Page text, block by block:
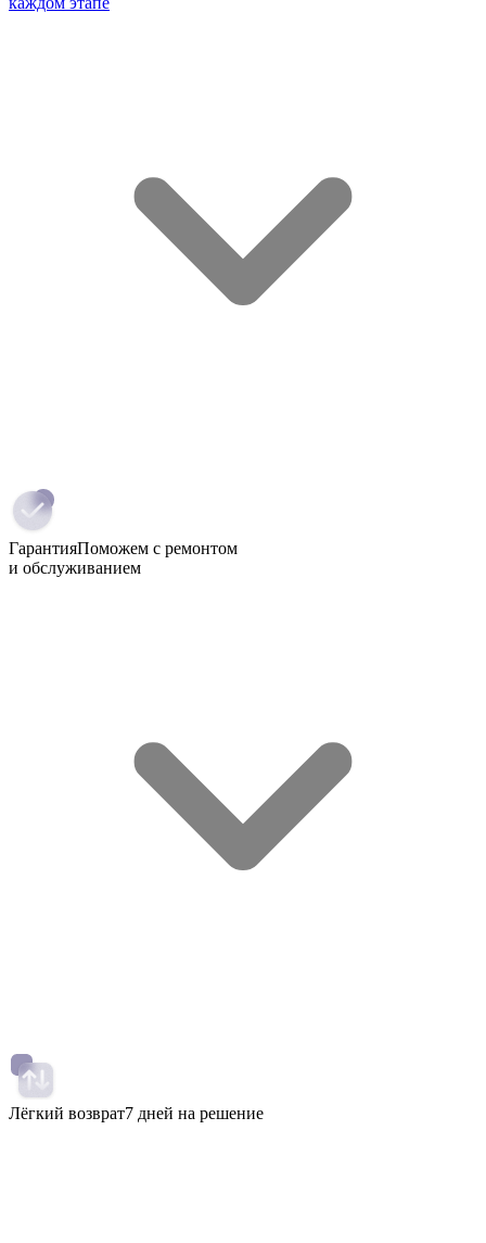
ГарантияПоможем с ремонтом
и обслуживанием
Лёгкий возврат7 дней на решение